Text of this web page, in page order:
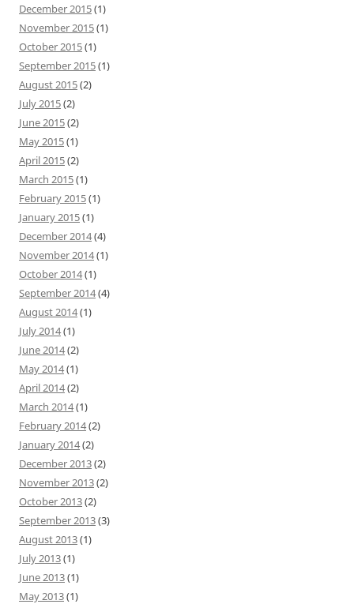
December 2015(1)
November 2015(1)
October 2015(1)
September 2015(1)
August 2015(2)
July 2015(2)
June 2015(2)
May 2015(1)
April 2015(2)
March 2015(1)
February 2015(1)
January 2015(1)
December 2014(4)
November 2014(1)
October 2014(1)
September 2014(4)
August 2014(1)
July 2014(1)
June 2014(2)
May 2014(1)
April 2014(2)
March 2014(1)
February 2014(2)
January 2014(2)
December 2013(2)
November 2013(2)
October 2013(2)
September 2013(3)
August 2013(1)
July 2013(1)
June 2013(1)
May 2013(1)